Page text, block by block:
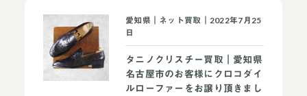
愛知県｜ネット買取｜2022年7月25
日
タニノクリスチー買取｜愛知県
名古屋市のお客様にクロコダイ
ルローファーをお譲り頂きまし